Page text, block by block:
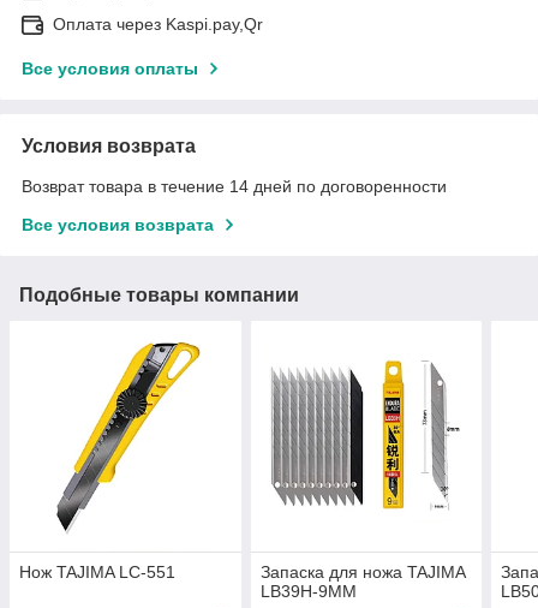
Оплата через Kaspi.pay,Qr
Все условия оплаты
Условия возврата
Возврат товара в течение 14 дней по договоренности
Все условия возврата
Подобные товары компании
Нож TAJIMA LC-551
Запаска для ножа TAJIMA
LB39H-9MM